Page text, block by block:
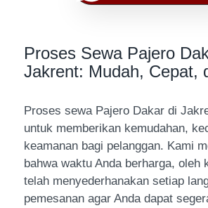
Proses Sewa Pajero
Jakrent: Mudah, Cepat,
Proses sewa Pajero Dakar di
untuk memberikan kemudahan,
keamanan bagi pelanggan. Kami
bahwa waktu Anda berharga, oleh
telah menyederhanakan setiap
pemesanan agar Anda dapat